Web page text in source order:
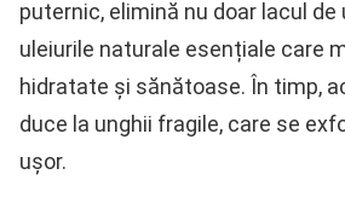
puternic, elimină nu doar lacul de
uleiurile naturale esențiale care
hidratate și sănătoase. În timp,
duce la unghii fragile, care se
ușor.